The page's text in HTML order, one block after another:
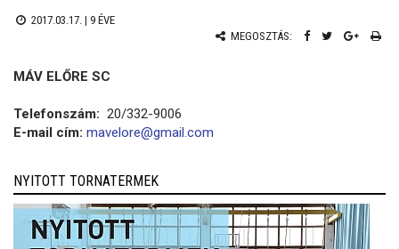
2017.03.17. | 9 ÉVE
MEGOSZTÁS:
MÁV ELŐRE SC
Telefonszám: 20/332-9006
E-mail cím: mavelore@gmail.com
NYITOTT TORNATERMEK